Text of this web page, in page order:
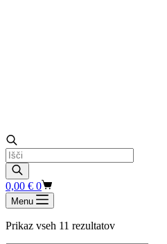
Products
search
Shopping
cart
0,00 € 0
Menu
Prikaz vseh 11 rezultatov